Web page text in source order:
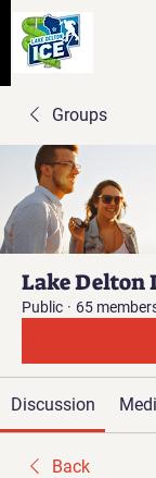
Groups
Lake Delton
Public · 65
Discussion
Back